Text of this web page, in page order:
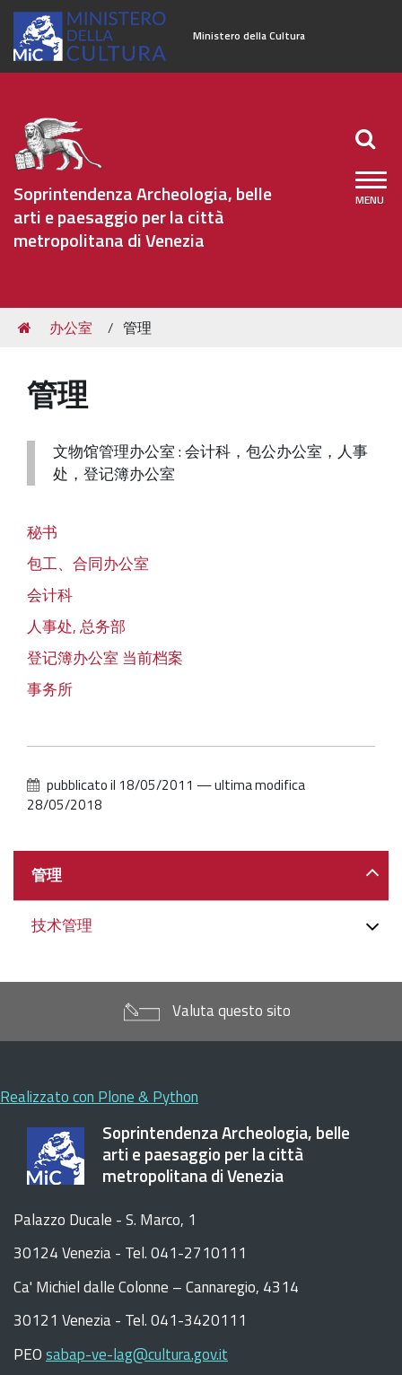
Ministero della Cultura
Soprintendenza Archeologia, belle
arti e paesaggio per la città
metropolitana di Venezia
Sezioni
通讯处:
Tu
sei
办公室 管理
管理
文物馆管理办公室 : 会计科，包公办公室，人事
处，登记簿办公室
秘书
包工、合同办公室
会计科
人事处, 总务部
登记簿办公室 当前档案
事务所
pubblicato il 18/05/2011 —ultima modifica
28/05/2018
Navigazione
管理
技术管理
Valuta questo sito
Realizzato con Plone & Python
Soprintendenza Archeologia, belle
arti e paesaggio per la città
metropolitana di Venezia
Palazzo Ducale - S. Marco, 1
30124 Venezia - Tel. 041-2710111
Ca' Michiel dalle Colonne – Cannaregio, 4314
30121 Venezia - Tel. 041-3420111
PEOsabap-ve-lag@cultura.gov.it